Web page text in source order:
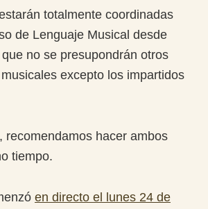
totalmente coordinadas
de Lenguaje Musical desde
no se presupondrán otros
excepto los impartidos
recomendamos hacer ambos
tiempo.
en directo el lunes 24 de